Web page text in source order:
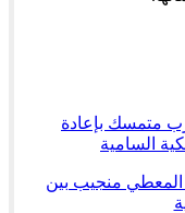
متمسك بإعادة
السامية
المعطي منجيب بين